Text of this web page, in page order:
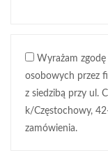
Wyrażam
osobowych przez
z siedzibą przy ul.
k/Częstochowy,
zamówienia.